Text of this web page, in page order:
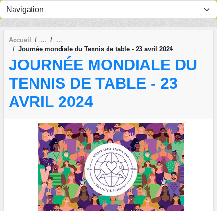
Accueil
Journée mondiale du Tennis de table - 23 avril 2024
JOURNÉE MONDIALE DU
TENNIS DE TABLE - 23
AVRIL 2024